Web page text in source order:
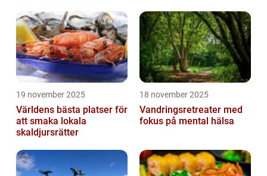
19 november 2025
Världens bästa platser för
att smaka lokala
skaldjursrätter
18 november 2025
Vandringsretreater med
fokus på mental hälsa